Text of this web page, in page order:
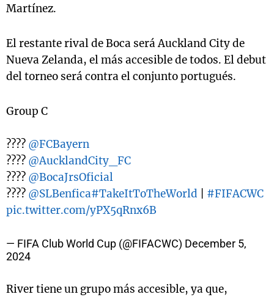
Martínez.
El restante rival de Boca será Auckland City de
Nueva Zelanda, el más accesible de todos. El debut
del torneo será contra el conjunto portugués.
Group C
???? @FCBayern
???? @AucklandCity_FC
???? @BocaJrsOficial
???? @SLBenfica#TakeItToTheWorld
#FIFACWC
pic.twitter.com/yPX5qRnx6B
— FIFA Club World Cup (@FIFACWC) December 5,
2024
River tiene un grupo más accesible, ya que,